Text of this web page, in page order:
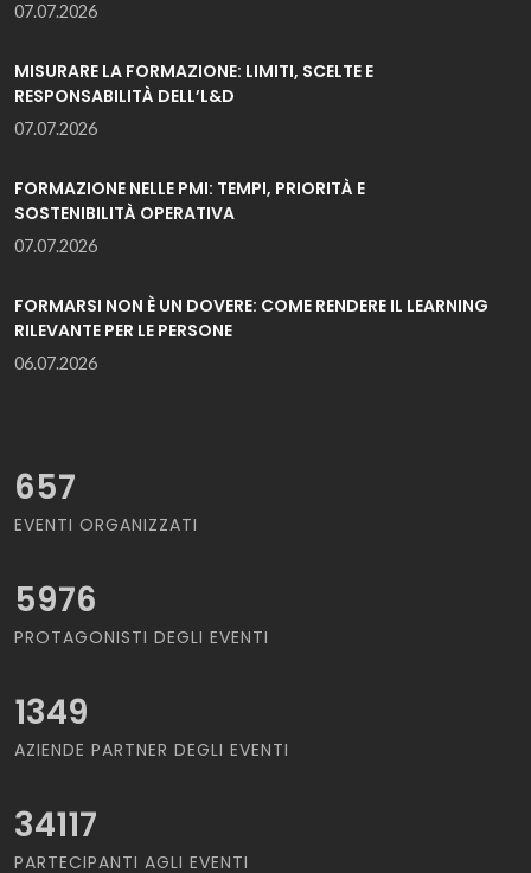
07.07.2026
MISURARE LA FORMAZIONE: LIMITI, SCELTE E
RESPONSABILITÀ DELL’L&D
07.07.2026
FORMAZIONE NELLE PMI: TEMPI, PRIORITÀ E
SOSTENIBILITÀ OPERATIVA
07.07.2026
FORMARSI NON È UN DOVERE: COME RENDERE IL LEARNING
RILEVANTE PER LE PERSONE
06.07.2026
657
EVENTI ORGANIZZATI
5976
PROTAGONISTI DEGLI EVENTI
1349
AZIENDE PARTNER DEGLI EVENTI
34117
PARTECIPANTI AGLI EVENTI